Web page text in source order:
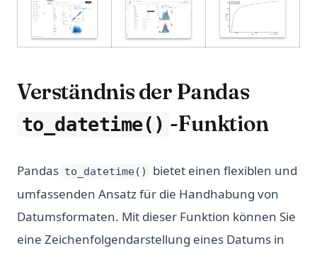
(opens in a new tab)(opens in a new tab)(opens in
Verständnis der Pandas
to_datetime() -Funktion
Pandas to_datetime()
bietet einen flexiblen und
umfassenden Ansatz für die Handhabung von
Datumsformaten. Mit dieser Funktion können Sie
eine Zeichenfolgendarstellung eines Datums in